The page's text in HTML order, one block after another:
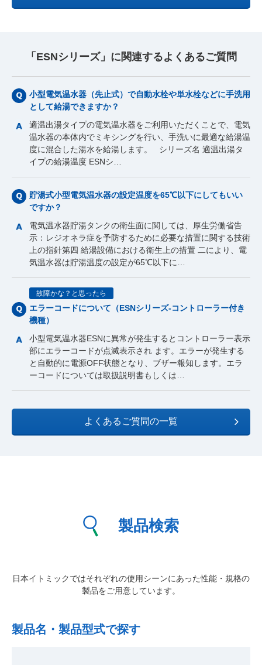
「ESNシリーズ」に関連するよくあるご質問
小型電気温水器（先止式）で自動水栓や単水栓などに手洗用
として給湯できますか？
適温出湯タイプの電気温水器をご利用いただくことで、電気
温水器の本体内でミキシングを行い、手洗いに最適な給湯温
度に混合した湯水を給湯します。 シリーズ名 適温出湯タ
イプの給湯温度 ESNシ…
貯湯式小型電気温水器の設定温度を65℃以下にしてもいい
ですか？
電気温水器貯湯タンクの衛生面に関しては、厚生労働省告
示：レジオネラ症を予防するために必要な措置に関する技術
上の指針第四 給湯設備における衛生上の措置 二により、電
気温水器は貯湯温度の設定が65℃以下に…
故障かな？と思ったら
エラーコードについて（ESNシリーズ-コントローラー付き
機種）
小型電気温水器ESNに異常が発生するとコントローラー表示
部にエラーコードが点滅表示され ます。エラーが発生する
と自動的に電源OFF状態となり、ブザー報知します。エラ
ーコードについては取扱説明書もしくは…
よくあるご質問の一覧
製品検索
日本イトミックではそれぞれの使用シーンにあった性能・規格の
製品をご用意しています。
製品名・製品型式で探す